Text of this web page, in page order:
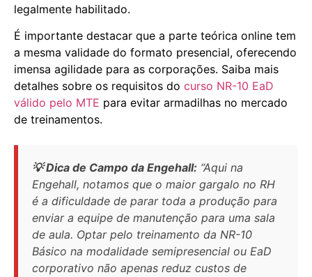
legalmente habilitado.
É importante destacar que a parte teórica online tem
a mesma validade do formato presencial, oferecendo
imensa agilidade para as corporações. Saiba mais
detalhes sobre os requisitos do curso NR-10 EaD
válido pelo MTE para evitar armadilhas no mercado
de treinamentos.
💡 Dica de Campo da Engehall: “Aqui na
Engehall, notamos que o maior gargalo no RH
é a dificuldade de parar toda a produção para
enviar a equipe de manutenção para uma sala
de aula. Optar pelo treinamento da NR-10
Básico na modalidade semipresencial ou EaD
corporativo não apenas reduz custos de